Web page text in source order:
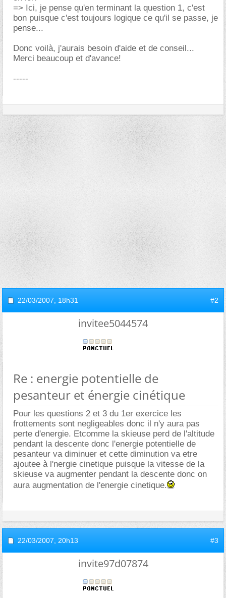
=> Ici, je pense qu'en terminant la question 1, c'est
bon puisque c'est toujours logique ce qu'il se passe, je
pense...
Donc voilà, j'aurais besoin d'aide et de conseil...
Merci beaucoup et d'avance!
-----
22/03/2007, 18h31 #2
invitee5044574
Re : energie potentielle de
pesanteur et énergie cinétique
Pour les questions 2 et 3 du 1er exercice les
frottements sont negligeables donc il n'y aura pas
perte d'energie. Etcomme la skieuse perd de l'altitude
pendant la descente donc l'energie potentielle de
pesanteur va diminuer et cette diminution va etre
ajoutee à l'nergie cinetique puisque la vitesse de la
skieuse va augmenter pendant la descente donc on
aura augmentation de l'energie cinetique.
22/03/2007, 20h13 #3
invite97d07874